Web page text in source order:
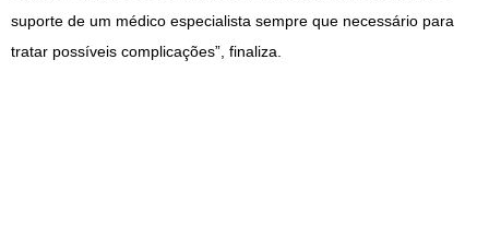
suporte de um médico especialista sempre que necessário para
tratar possíveis complicações”, finaliza.